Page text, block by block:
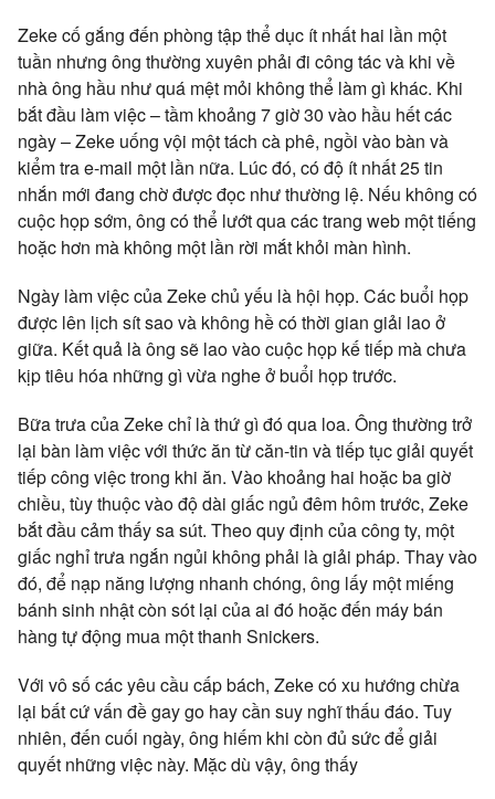
Zeke cố gắng đến phòng tập thể dục ít nhất hai lần một
tuần nhưng ông thường xuyên phải đi công tác và khi về
nhà ông hầu như quá mệt mỏi không thể làm gì khác. Khi
bắt đầu làm việc – tầm khoảng 7 giờ 30 vào hầu hết các
ngày – Zeke uống vội một tách cà phê, ngồi vào bàn và
kiểm tra e-mail một lần nữa. Lúc đó, có độ ít nhất 25 tin
nhắn mới đang chờ được đọc như thường lệ. Nếu không có
cuộc họp sớm, ông có thể lướt qua các trang web một tiếng
hoặc hơn mà không một lần rời mắt khỏi màn hình.
Ngày làm việc của Zeke chủ yếu là hội họp. Các buổi họp
được lên lịch sít sao và không hề có thời gian giải lao ở
giữa. Kết quả là ông sẽ lao vào cuộc họp kế tiếp mà chưa
kịp tiêu hóa những gì vừa nghe ở buổi họp trước.
Bữa trưa của Zeke chỉ là thứ gì đó qua loa. Ông thường trở
lại bàn làm việc với thức ăn từ căn-tin và tiếp tục giải quyết
tiếp công việc trong khi ăn. Vào khoảng hai hoặc ba giờ
chiều, tùy thuộc vào độ dài giấc ngủ đêm hôm trước, Zeke
bắt đầu cảm thấy sa sút. Theo quy định của công ty, một
giấc nghỉ trưa ngắn ngủi không phải là giải pháp. Thay vào
đó, để nạp năng lượng nhanh chóng, ông lấy một miếng
bánh sinh nhật còn sót lại của ai đó hoặc đến máy bán
hàng tự động mua một thanh Snickers.
Với vô số các yêu cầu cấp bách, Zeke có xu hướng chừa
lại bất cứ vấn đề gay go hay cần suy nghĩ thấu đáo. Tuy
nhiên, đến cuối ngày, ông hiếm khi còn đủ sức để giải
quyết những việc này. Mặc dù vậy, ông thấy